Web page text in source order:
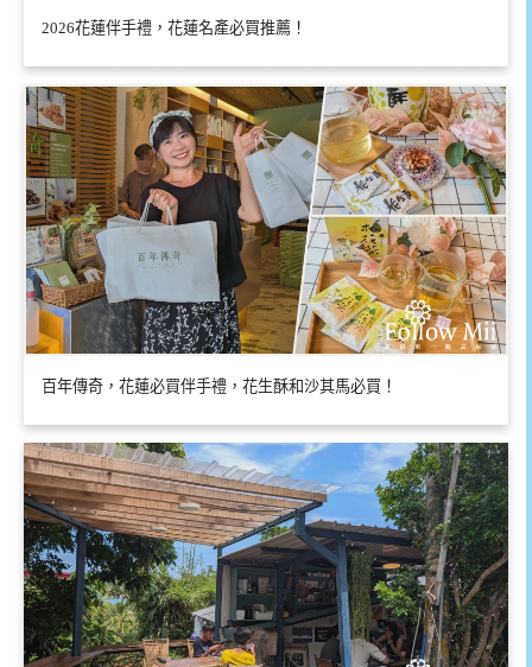
2026花蓮伴手禮，花蓮名產必買推薦！
百年傳奇，花蓮必買伴手禮，花生酥和沙其馬必買！